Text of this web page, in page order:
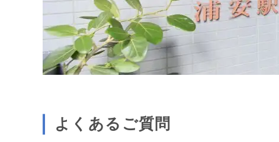
よくあるご質問